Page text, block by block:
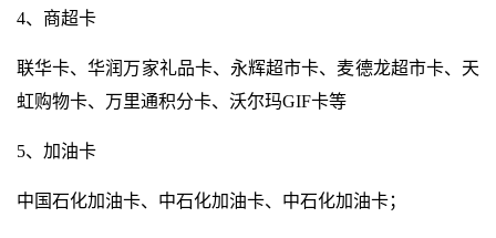
4、商超卡
联华卡、华润万家礼品卡、永辉超市卡、麦德龙超市卡、天
虹购物卡、万里通积分卡、沃尔玛GIF卡等
5、加油卡
中国石化加油卡、中石化加油卡、中石化加油卡；